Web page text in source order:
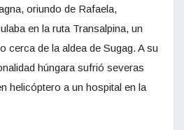
oriundo de Rafaela,
en la ruta Transalpina, un
cerca de la aldea de Sugag. A su
húngara sufrió severas
helicóptero a un hospital en la